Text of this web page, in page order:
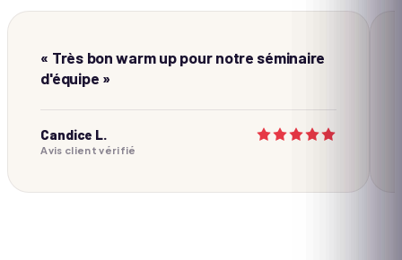
« Très bon warm up pour notre séminaire
d'équipe »
Candice L.
Avis client vérifié